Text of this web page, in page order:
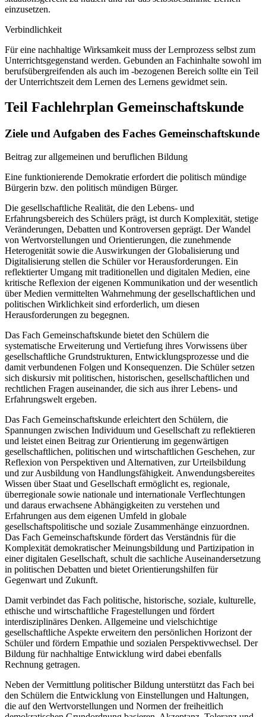
einzusetzen.
Verbindlichkeit
Für eine nachhaltige Wirksamkeit muss der Lernprozess selbst zum
Unterrichtsgegenstand werden. Gebunden an Fachinhalte sowohl im
berufsübergreifenden als auch im -bezogenen Bereich sollte ein Teil
der Unterrichtszeit dem Lernen des Lernens gewidmet sein.
Teil Fachlehrplan Gemeinschaftskunde
Ziele und Aufgaben des Faches Gemeinschaftskunde
Beitrag zur allgemeinen und beruflichen Bildung
Eine funktionierende Demokratie erfordert die politisch mündige
Bürgerin bzw. den politisch mündigen Bürger.
Die gesellschaftliche Realität, die den Lebens- und
Erfahrungsbereich des Schülers prägt, ist durch Komplexität, stetige
Veränderungen, Debatten und Kontroversen geprägt. Der Wandel
von Wertvorstellungen und Orientierungen, die zunehmende
Heterogenität sowie die Auswirkungen der Globalisierung und
Digitalisierung stellen die Schüler vor Herausforderungen. Ein
reflektierter Umgang mit traditionellen und digitalen Medien, eine
kritische Reflexion der eigenen Kommunikation und der wesentlich
über Medien vermittelten Wahrnehmung der gesellschaftlichen und
politischen Wirklichkeit sind erforderlich, um diesen
Herausforderungen zu begegnen.
Das Fach Gemeinschaftskunde bietet den Schülern die
systematische Erweiterung und Vertiefung ihres Vorwissens über
gesellschaftliche Grundstrukturen, Entwicklungsprozesse und die
damit verbundenen Folgen und Konsequenzen. Die Schüler setzen
sich diskursiv mit politischen, historischen, gesellschaftlichen und
rechtlichen Fragen auseinander, die sich aus ihrer Lebens- und
Erfahrungswelt ergeben.
Das Fach Gemeinschaftskunde erleichtert den Schülern, die
Spannungen zwischen Individuum und Gesellschaft zu reflektieren
und leistet einen Beitrag zur Orientierung im gegenwärtigen
gesellschaftlichen, politischen und wirtschaftlichen Geschehen, zur
Reflexion von Perspektiven und Alternativen, zur Urteilsbildung
und zur Ausbildung von Handlungsfähigkeit. Anwendungsbereites
Wissen über Staat und Gesellschaft ermöglicht es, regionale,
überregionale sowie nationale und internationale Verflechtungen
und daraus erwachsene Abhängigkeiten zu verstehen und
Erfahrungen aus dem eigenen Umfeld in globale
gesellschaftspolitische und soziale Zusammenhänge einzuordnen.
Das Fach Gemeinschaftskunde fördert das Verständnis für die
Komplexität demokratischer Meinungsbildung und Partizipation in
einer digitalen Gesellschaft, schult die sachliche Auseinandersetzung
in politischen Debatten und bietet Orientierungshilfen für
Gegenwart und Zukunft.
Damit verbindet das Fach politische, historische, soziale, kulturelle,
ethische und wirtschaftliche Fragestellungen und fördert
interdisziplinäres Denken. Allgemeine und vielschichtige
gesellschaftliche Aspekte erweitern den persönlichen Horizont der
Schüler und fördern Empathie und sozialen Perspektivwechsel. Der
Bildung für nachhaltige Entwicklung wird dabei ebenfalls
Rechnung getragen.
Neben der Vermittlung politischer Bildung unterstützt das Fach bei
den Schülern die Entwicklung von Einstellungen und Haltungen,
die auf den Wertvorstellungen und Normen der freiheitlich